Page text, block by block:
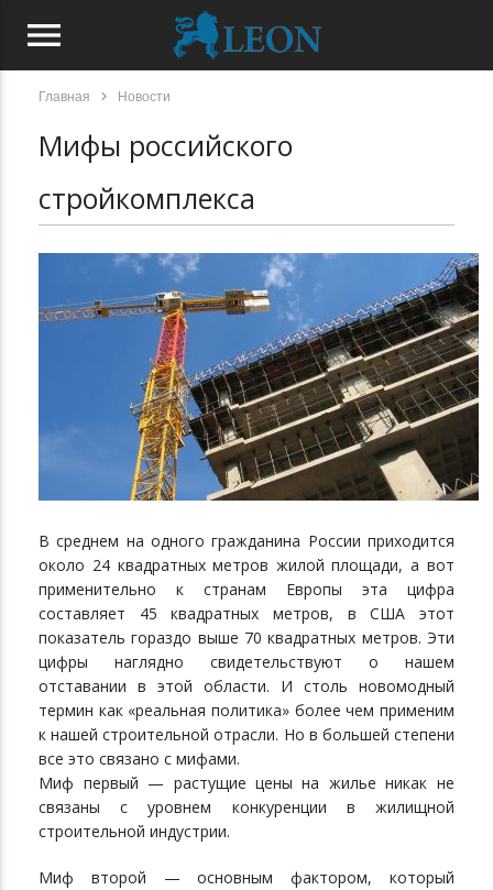
menu
Главная chevron_right Новости
Мифы российского
стройкомплекса
В среднем на одного гражданина России приходится
около 24 квадратных метров жилой площади, а вот
применительно к странам Европы эта цифра
составляет 45 квадратных метров, в США этот
показатель гораздо выше 70 квадратных метров. Эти
цифры наглядно свидетельствуют о нашем
отставании в этой области. И столь новомодный
термин как «реальная политика» более чем применим
к нашей строительной отрасли. Но в большей степени
все это связано с мифами.
Миф первый — растущие цены на жилье никак не
связаны с уровнем конкуренции в жилищной
строительной индустрии.
Миф второй — основным фактором, который